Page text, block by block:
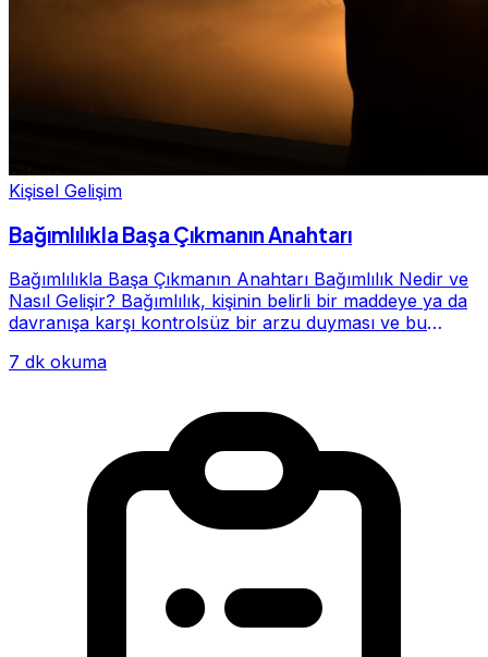
Kişisel Gelişim
Bağımlılıkla Başa Çıkmanın Anahtarı
Bağımlılıkla Başa Çıkmanın Anahtarı Bağımlılık Nedir ve
Nasıl Gelişir? Bağımlılık, kişinin belirli bir maddeye ya da
davranışa karşı kontrolsüz bir arzu duyması ve bu
7 dk okuma